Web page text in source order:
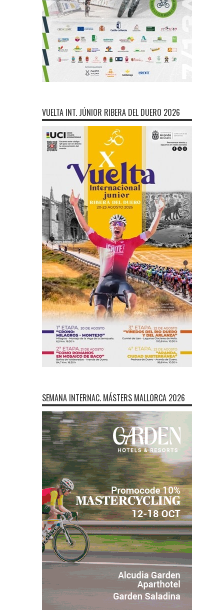
VUELTA INT. JÚNIOR RIBERA DEL DUERO 2026
SEMANA INTERNAC. MÁSTERS MALLORCA 2026